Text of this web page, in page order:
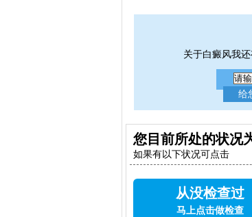
关于白癜风我
您目前所处的状况
如果有以下状况可点击
从没检查过
马上点击做检查